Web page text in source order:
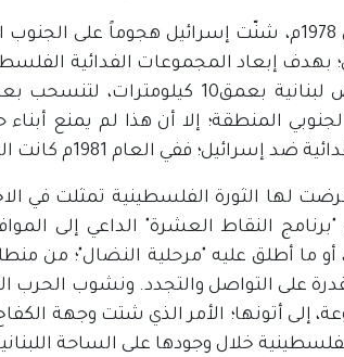
بتاريخ 14 آذار- مارس 1978م، شنّت إسرائيل
ألف جندي؛ بهدف إبعاد المجموعات الفدائية
إسرائيل خلالها أراض لبنانية
المنطقة؛ إلا أن هذا لم يمنع
1981م كانت الكاتيوشا الفتحاوية تدك المستوطنات الشمالية .
يونيو 1974م "برنامج النقاط العشرة"
أو ما أطلق عليه "مرحلية النضال"؛ من
على التواصل والتجدد. ونشوب الحرب
إلى أتونها؛ الأمر الذي شتت وجهة
خلال وجودها على الساحة